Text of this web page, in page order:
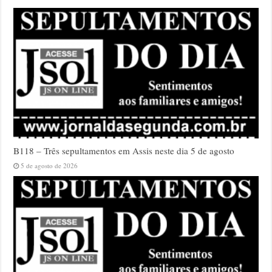
B118 – Três sepultamentos em Assis neste dia 5 de agosto
5 de agosto de 2026